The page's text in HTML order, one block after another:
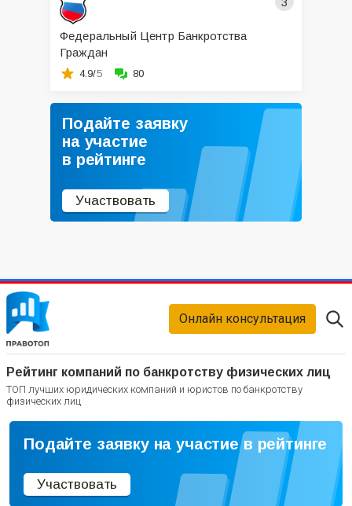
Федеральный Центр Банкротства
Граждан
4.9/5 80
Подайте заявку
на участие
в рейтинге
Участвовать
Рейтинг компаний по банкротству физических лиц
ТОП лучших юридических компаний и юристов по банкротству
физических лиц
Онлайн консультация
Подайте заявку на участие в рейтинге
Участвовать